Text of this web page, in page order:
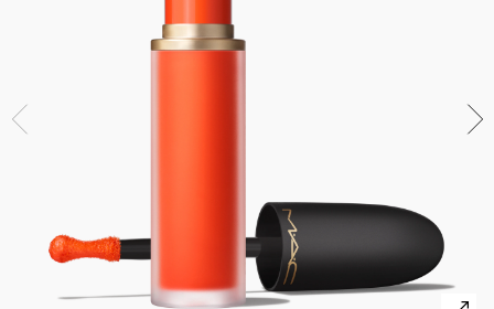
VOIR TOUT - VISAGE
VOIR TOUT - PINCEAUX